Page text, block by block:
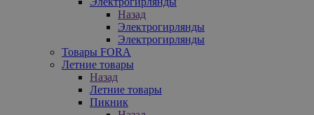
Назад
Электрогирлянды
Электрогирлянды
Товары FORA
Летние товары
Назад
Летние товары
Пикник